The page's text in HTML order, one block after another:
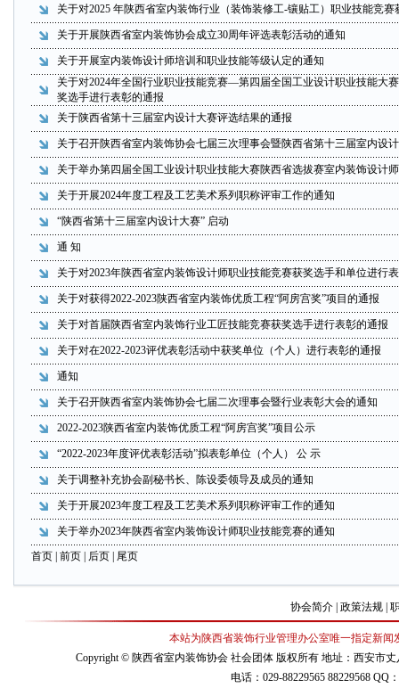
关于对2025 年陕西省室内装饰行业（装饰装修工-镶贴工）职业技能竞
关于开展陕西省室内装饰协会成立30周年评选表彰活动的通知
关于开展室内装饰设计师培训和职业技能等级认定的通知
关于对2024年全国行业职业技能竞赛—第四届全国工业设计职业技能大
奖选手进行表彰的通报
关于陕西省第十三届室内设计大赛评选结果的通报
关于召开陕西省室内装饰协会七届三次理事会暨陕西省第十三届室内设
关于举办第四届全国工业设计职业技能大赛陕西省选拔赛室内装饰设计
关于开展2024年度工程及工艺美术系列职称评审工作的通知
“陕西省第十三届室内设计大赛” 启动
通 知
关于对2023年陕西省室内装饰设计师职业技能竞赛获奖选手和单位进行
关于对获得2022-2023陕西省室内装饰优质工程“阿房宫奖”项目的通报
关于对首届陕西省室内装饰行业工匠技能竞赛获奖选手进行表彰的通报
关于对在2022-2023评优表彰活动中获奖单位（个人）进行表彰的通报
通知
关于召开陕西省室内装饰协会七届二次理事会暨行业表彰大会的通知
2022-2023陕西省室内装饰优质工程“阿房宫奖”项目公示
“2022-2023年度评优表彰活动”拟表彰单位（个人） 公 示
关于调整补充协会副秘书长、陈设委领导及成员的通知
关于开展2023年度工程及工艺美术系列职称评审工作的通知
关于举办2023年陕西省室内装饰设计师职业技能竞赛的通知
首页| 前页 | 后页| 尾页